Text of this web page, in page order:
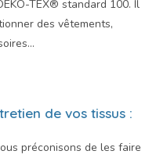
TEX® standard 100. Il
des vêtements,
de vos tissus :
préconisons de les faire